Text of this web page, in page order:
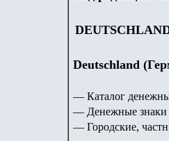
Deutschland
— Каталог
— Денежные знаки
— Городские,